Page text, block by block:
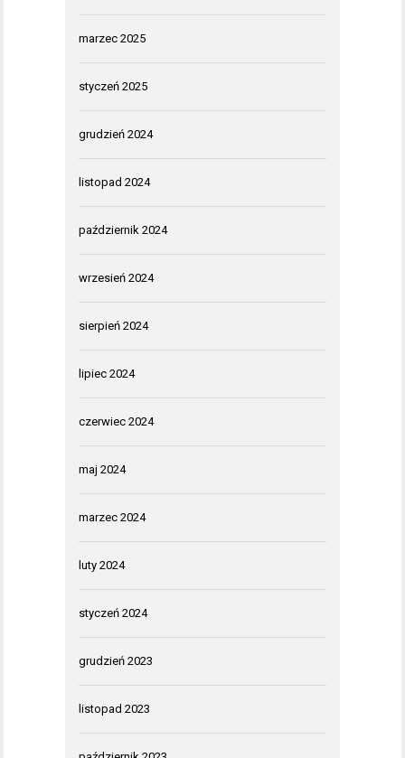
marzec 2025
styczeń 2025
grudzień 2024
listopad 2024
październik 2024
wrzesień 2024
sierpień 2024
lipiec 2024
czerwiec 2024
maj 2024
marzec 2024
luty 2024
styczeń 2024
grudzień 2023
listopad 2023